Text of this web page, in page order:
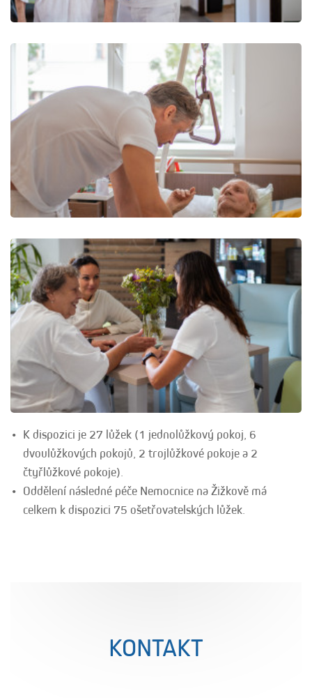
K dispozici je 27 lůžek (1 jednolůžkový pokoj, 6
dvoulůžkových pokojů, 2 trojlůžkové pokoje a 2
čtyřlůžkové pokoje).
Oddělení následné péče Nemocnice na Žižkově má
celkem k dispozici 75 ošetřovatelských lůžek.
KONTAKT